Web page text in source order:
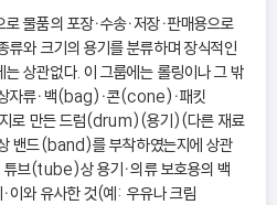
물품의 포장ㆍ수송ㆍ저장ㆍ판매용으로
류와 크기의 용기를 분류하며 장식적인
상관없다. 이 그룹에는 롤링이나 그 밖
자류ㆍ백(bag)ㆍ콘(cone)ㆍ패킷
로 만든 드럼(drum)(용기)(다른 재료
밴드(band)를 부착하였는지에 상관
튜브(tube)상 용기ㆍ의류 보호용의 백
이와 유사한 것(예: 우유나 크림